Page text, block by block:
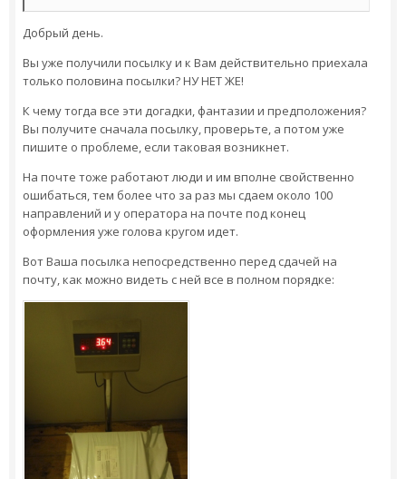
Добрый день.
Вы уже получили посылку и к Вам действительно приехала
только половина посылки? НУ НЕТ ЖЕ!
К чему тогда все эти догадки, фантазии и предположения?
Вы получите сначала посылку, проверьте, а потом уже
пишите о проблеме, если таковая возникнет.
На почте тоже работают люди и им вполне свойственно
ошибаться, тем более что за раз мы сдаем около 100
направлений и у оператора на почте под конец
оформления уже голова кругом идет.
Вот Ваша посылка непосредственно перед сдачей на
почту, как можно видеть с ней все в полном порядке: